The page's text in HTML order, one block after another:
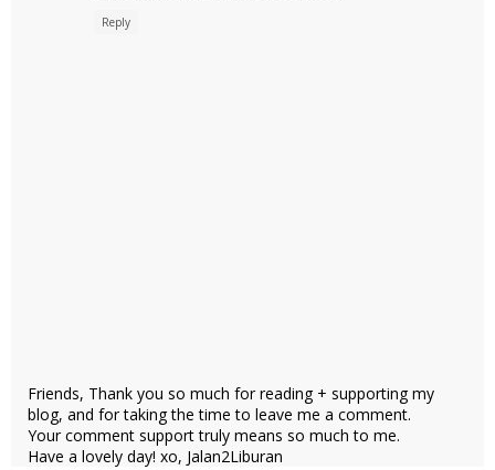
Reply
Friends, Thank you so much for reading + supporting my
blog, and for taking the time to leave me a comment.
Your comment support truly means so much to me.
Have a lovely day! xo, Jalan2Liburan